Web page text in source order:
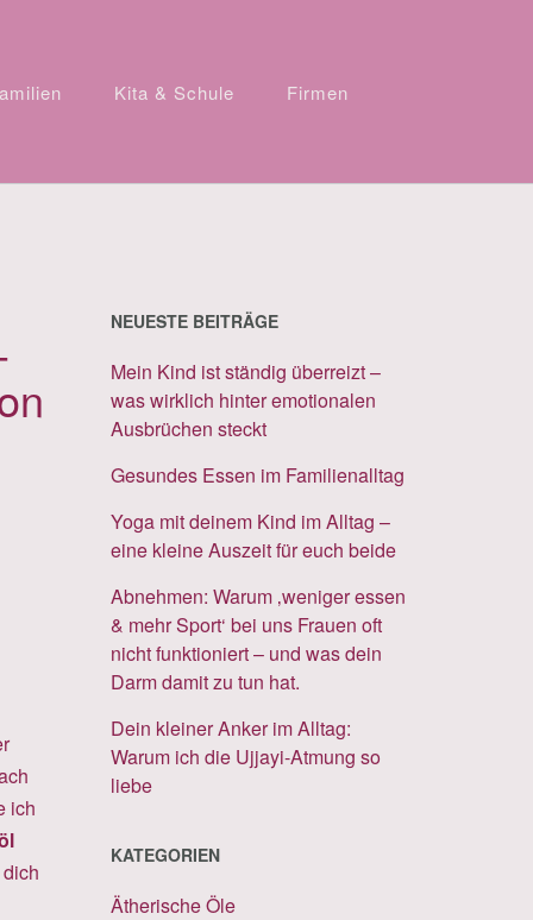
Kita & Schule Firmen
ich
NEUESTE BEITRÄGE
Mein Kind ist ständig überreizt –
was wirklich hinter emotionalen
Ausbrüchen steckt
Gesundes Essen im Familienalltag
Yoga mit deinem Kind im Alltag –
eine kleine Auszeit für euch beide
Abnehmen: Warum ‚weniger essen
& mehr Sport‘ bei uns Frauen oft
nicht funktioniert – und was dein
Darm damit zu tun hat.
Dein kleiner Anker im Alltag:
Warum ich die Ujjayi-Atmung so
liebe
KATEGORIEN
Ätherische Öle